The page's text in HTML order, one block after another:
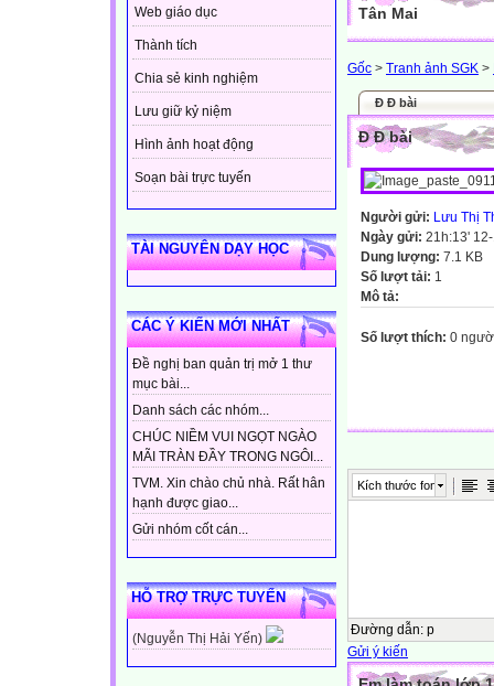
Web giáo dục
Thành tích
Chia sẻ kinh nghiệm
Lưu giữ kỷ niệm
Hình ảnh hoạt động
Soạn bài trực tuyến
TÀI NGUYÊN DẠY HỌC
CÁC Ý KIẾN MỚI NHẤT
Đề nghị ban quản trị mở 1 thư
mục bài...
Danh sách các nhóm...
CHÚC NIỀM VUI NGỌT NGÀO
MÃI TRÀN ĐẦY TRONG NGÔI...
TVM. Xin chào chủ nhà. Rất hân
hạnh được giao...
Gửi nhóm cốt cán...
HỖ TRỢ TRỰC TUYẾN
(Nguyễn Thị Hải Yến)
Tân Mai
Gốc > Tranh ảnh SGK >
Đ Đ bài
Đ Đ bài
Người gửi: Lưu Thị
Ngày gửi: 21h:13'
Dung lượng: 7.1 KB
Số lượt tải: 1
Mô tả:
Số lượt thích: 0
Kích thước font
Đường dẫn: p
Gửi ý kiến